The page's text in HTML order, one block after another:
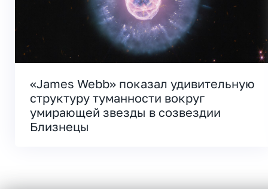
«James Webb» показал удивительную
структуру туманности вокруг
умирающей звезды в созвездии
Близнецы